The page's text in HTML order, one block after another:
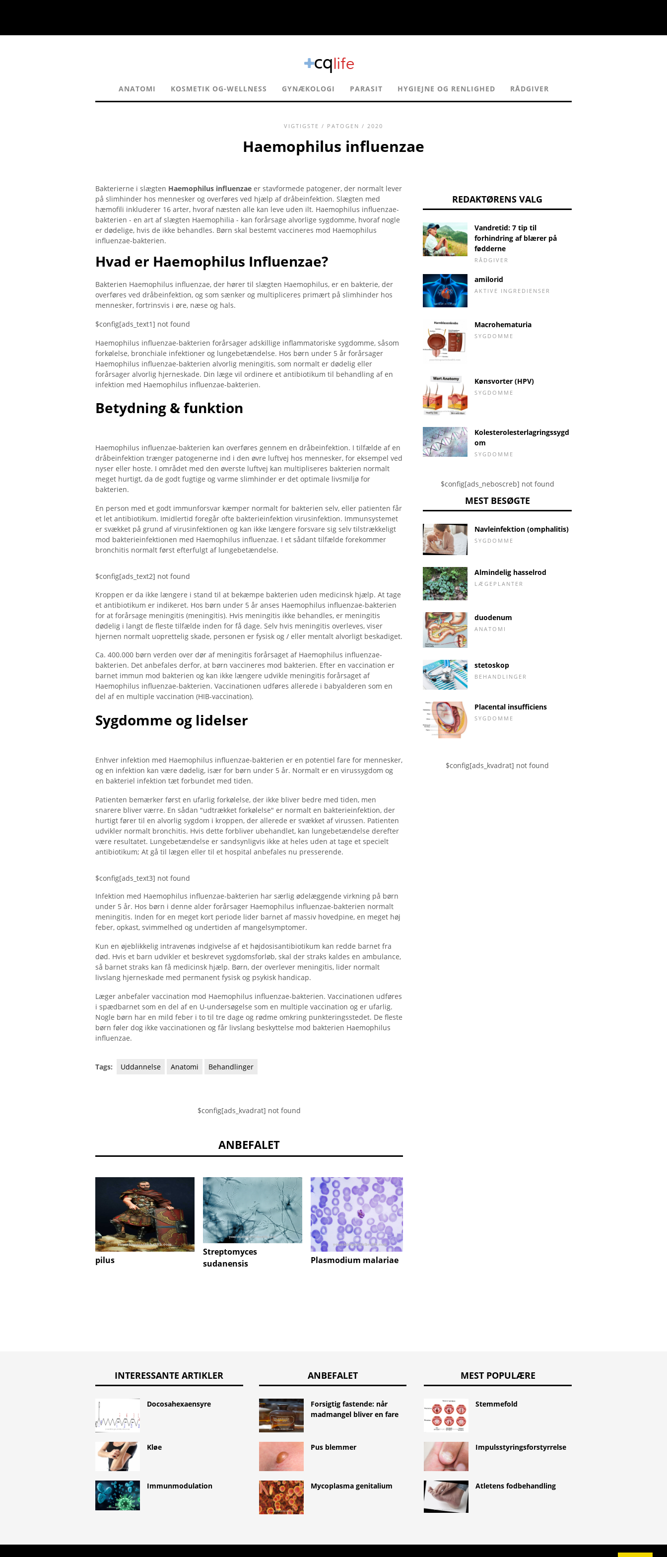
ANATOMI KOSMETIK OG-WELLNESS GYNÆKOLOGI PARASIT HYGIEJNE OG RENLIGHED RÅDGIVER
VIGTIGSTE / PATOGEN / 2020
Haemophilus influenzae
Bakterierne i slægten Haemophilus influenzae er stavformede patogener, der normalt lever
på slimhinder hos mennesker og overføres ved hjælp af dråbeinfektion. Slægten med
hæmofili inkluderer 16 arter, hvoraf næsten alle kan leve uden ilt. Haemophilus influenzae-
bakterien - en art af slægten Haemophilia - kan forårsage alvorlige sygdomme, hvoraf nogle
er dødelige, hvis de ikke behandles. Børn skal bestemt vaccineres mod Haemophilus
influenzae-bakterien.
Hvad er Haemophilus Influenzae?
Bakterien Haemophilus influenzae, der hører til slægten Haemophilus, er en bakterie, der
overføres ved dråbeinfektion, og som sænker og multipliceres primært på slimhinder hos
mennesker, fortrinsvis i øre, næse og hals.
$config[ads_text1] not found
Haemophilus influenzae-bakterien forårsager adskillige inflammatoriske sygdomme, såsom
forkølelse, bronchiale infektioner og lungebetændelse. Hos børn under 5 år forårsager
Haemophilus influenzae-bakterien alvorlig meningitis, som normalt er dødelig eller
forårsager alvorlig hjerneskade. Din læge vil ordinere et antibiotikum til behandling af en
infektion med Haemophilus influenzae-bakterien.
Betydning & funktion
Haemophilus influenzae-bakterien kan overføres gennem en dråbeinfektion. I tilfælde af en
dråbeinfektion trænger patogenerne ind i den øvre luftvej hos mennesker, for eksempel ved
nyser eller hoste. I området med den øverste luftvej kan multipliseres bakterien normalt
meget hurtigt, da de godt fugtige og varme slimhinder er det optimale livsmiljø for
bakterien.
En person med et godt immunforsvar kæmper normalt for bakterien selv, eller patienten får
et let antibiotikum. Imidlertid foregår ofte bakterieinfektion virusinfektion. Immunsystemet
er svækket på grund af virusinfektionen og kan ikke længere forsvare sig selv tilstrækkeligt
mod bakterieinfektionen med Haemophilus influenzae. I et sådant tilfælde forekommer
bronchitis normalt først efterfulgt af lungebetændelse.
$config[ads_text2] not found
Kroppen er da ikke længere i stand til at bekæmpe bakterien uden medicinsk hjælp. At tage
et antibiotikum er indikeret. Hos børn under 5 år anses Haemophilus influenzae-bakterien
for at forårsage meningitis (meningitis). Hvis meningitis ikke behandles, er meningitis
dødelig i langt de fleste tilfælde inden for få dage. Selv hvis meningitis overleves, viser
hjernen normalt uoprettelig skade, personen er fysisk og / eller mentalt alvorligt beskadiget.
Ca. 400.000 børn verden over dør af meningitis forårsaget af Haemophilus influenzae-
bakterien. Det anbefales derfor, at børn vaccineres mod bakterien. Efter en vaccination er
barnet immun mod bakterien og kan ikke længere udvikle meningitis forårsaget af
Haemophilus influenzae-bakterien. Vaccinationen udføres allerede i babyalderen som en
del af en multiple vaccination (HIB-vaccination).
Sygdomme og lidelser
Enhver infektion med Haemophilus influenzae-bakterien er en potentiel fare for mennesker,
og en infektion kan være dødelig, især for børn under 5 år. Normalt er en virussygdom og
en bakteriel infektion tæt forbundet med tiden.
Patienten bemærker først en ufarlig forkølelse, der ikke bliver bedre med tiden, men
snarere bliver værre. En sådan "udtrækket forkølelse" er normalt en bakterieinfektion, der
hurtigt fører til en alvorlig sygdom i kroppen, der allerede er svækket af virussen. Patienten
udvikler normalt bronchitis. Hvis dette forbliver ubehandlet, kan lungebetændelse derefter
være resultatet. Lungebetændelse er sandsynligvis ikke at heles uden at tage et specielt
antibiotikum; At gå til lægen eller til et hospital anbefales nu presserende.
$config[ads_text3] not found
Infektion med Haemophilus influenzae-bakterien har særlig ødelæggende virkning på børn
under 5 år. Hos børn i denne alder forårsager Haemophilus influenzae-bakterien normalt
meningitis. Inden for en meget kort periode lider barnet af massiv hovedpine, en meget høj
feber, opkast, svimmelhed og undertiden af ​​mangelsymptomer.
Kun en øjeblikkelig intravenøs indgivelse af et højdosisantibiotikum kan redde barnet fra
død. Hvis et barn udvikler et beskrevet sygdomsforløb, skal der straks kaldes en ambulance,
så barnet straks kan få medicinsk hjælp. Børn, der overlever meningitis, lider normalt
livslang hjerneskade med permanent fysisk og psykisk handicap.
Læger anbefaler vaccination mod Haemophilus influenzae-bakterien. Vaccinationen udføres
i spædbarnet som en del af en U-undersøgelse som en multiple vaccination og er ufarlig.
Nogle børn har en mild feber i to til tre dage og rødme omkring punkteringsstedet. De fleste
børn føler dog ikke vaccinationen og får livslang beskyttelse mod bakterien Haemophilus
influenzae.
Tags: Uddannelse Anatomi Behandlinger
$config[ads_kvadrat] not found
ANBEFALET
pilus
Streptomyces
sudanensis
Plasmodium malariae
REDAKTØRENS VALG
Vandretid: 7 tip til
forhindring af blærer på
fødderne
RÅDGIVER
amilorid
AKTIVE INGREDIENSER
Macrohematuria
SYGDOMME
Kønsvorter (HPV)
SYGDOMME
Kolesterolesterlagringssygd
om
SYGDOMME
$config[ads_neboscreb] not found
MEST BESØGTE
Navleinfektion (omphalitis)
SYGDOMME
Almindelig hasselrod
LÆGEPLANTER
duodenum
ANATOMI
stetoskop
BEHANDLINGER
Placental insufficiens
SYGDOMME
$config[ads_kvadrat] not found
INTERESSANTE ARTIKLER
Docosahexaensyre
Kløe
Immunmodulation
ANBEFALET
Forsigtig fastende: når
madmangel bliver en fare
Pus blemmer
Mycoplasma genitalium
MEST POPULÆRE
Stemmefold
Impulsstyringsforstyrrelse
Atletens fodbehandling